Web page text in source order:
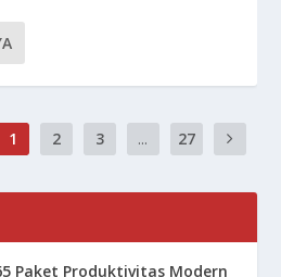
1 2 3 ... 27
Paket Produktivitas Modern